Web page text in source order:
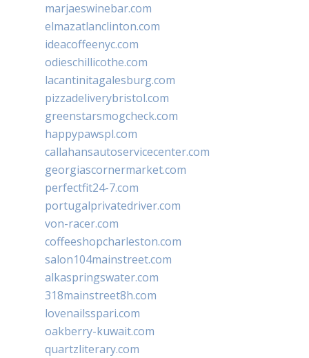
marjaeswinebar.com
elmazatlanclinton.com
ideacoffeenyc.com
odieschillicothe.com
lacantinitagalesburg.com
pizzadeliverybristol.com
greenstarsmogcheck.com
happypawspl.com
callahansautoservicecenter.com
georgiascornermarket.com
perfectfit24-7.com
portugalprivatedriver.com
von-racer.com
coffeeshopcharleston.com
salon104mainstreet.com
alkaspringswater.com
318mainstreet8h.com
lovenailsspari.com
oakberry-kuwait.com
quartzliterary.com